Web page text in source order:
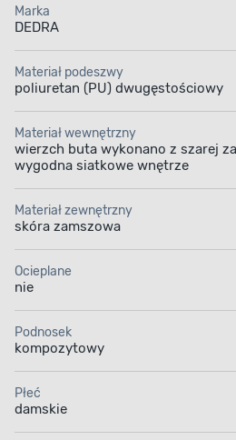
Marka
DEDRA
Materiał podeszwy
poliuretan (PU) dwugęstościowy
Materiał wewnętrzny
wierzch buta wykonano z szarej
wygodna siatkowe wnętrze
Materiał zewnętrzny
skóra zamszowa
Ocieplane
nie
Podnosek
kompozytowy
Płeć
damskie